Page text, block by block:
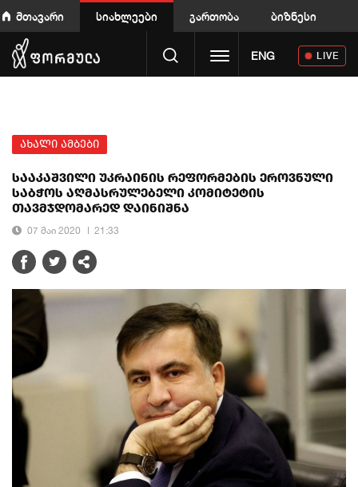
მთავარი სიახლეები გართობა ბიზნესი
Toggle navigation
ENG LIVE
ახალი ამბები
სააკაშვილი უკრაინის რეფორმების ეროვნული
საბჭოს აღმასრულებელი კომიტეტის
თავმჯდომარედ დაინიშნა
07 მაი 2020 21:33